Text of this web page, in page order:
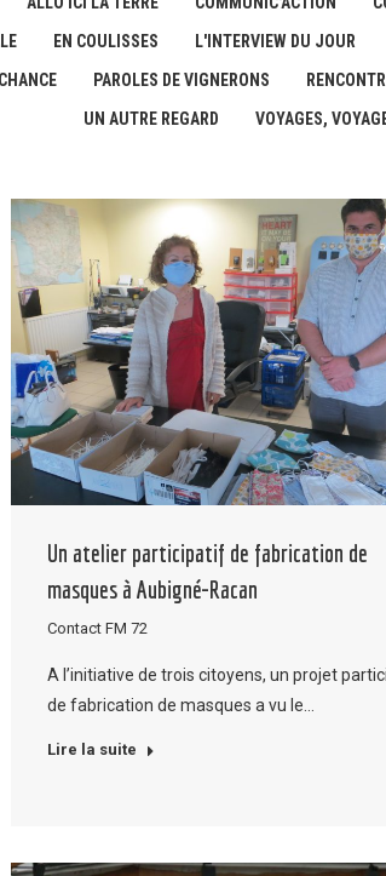
EN COULISSES L'INTERVIEW DU JOUR
PAROLES DE VIGNERONS
UN AUTRE REGARD
VOYAGES,
Un atelier participatif de fabrication de
masques à Aubigné-Racan
Contact FM 72
A l’initiative de trois citoyens, un projet
de fabrication de masques a vu le…
Lire la suite